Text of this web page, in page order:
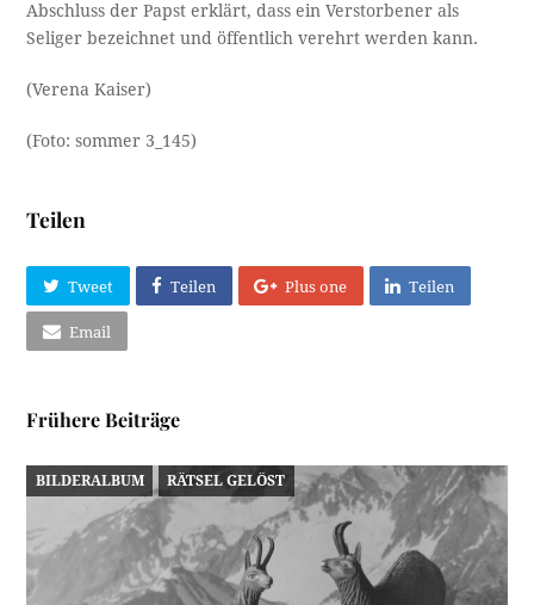
Abschluss der Papst erklärt, dass ein Verstorbener als
Seliger bezeichnet und öffentlich verehrt werden kann.
(Verena Kaiser)
(Foto: sommer 3_145)
Teilen
Tweet Teilen Plus one Teilen
Email
Frühere Beiträge
BILDERALBUM RÄTSEL GELÖST